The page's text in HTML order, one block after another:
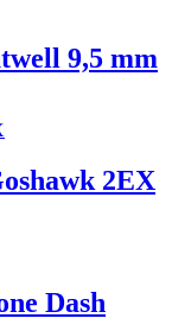
9,5 mm
2EX
Dash